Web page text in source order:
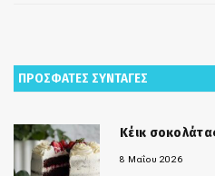
ΠΡΟΣΦΑΤΕΣ ΣΥΝΤΑΓΕΣ
Κέικ
8 Μαΐου 2026